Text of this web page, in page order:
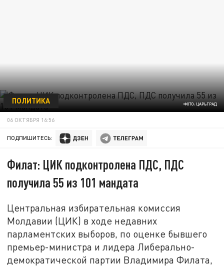
ФОТО: ЦАРЬГРАД
ПОЛИТИКА
06 ОКТЯБРЯ 16:56
ПОДПИШИТЕСЬ:
Филат: ЦИК подконтролена ПДС, ПДС
получила 55 из 101 мандата
Центральная избирательная комиссия
Молдавии (ЦИК) в ходе недавних
парламентских выборов, по оценке бывшего
премьер-министра и лидера Либерально-
демократической партии Владимира Филата,